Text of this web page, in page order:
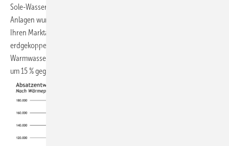
Sole-Wasser-Wärmepumpen legten um 12 % zu, 27.000 erdgekoppelte
Anlagen wurden 2021 verkauft. Luft-Wasser-Systeme konnten 2021
Ihren Marktanteil mit 82 % erneut leicht vergrößern (2020: 79 %),
erdgekoppelte Systeme hatten einen Marktanteil von 18 %. Bei reinen
Warmwasser-Wärmepumpen stieg die Zahl der abgesetzten Geräte
um 15 % gegenüber dem Vorjahr, 23.500 Geräte wurden installiert.